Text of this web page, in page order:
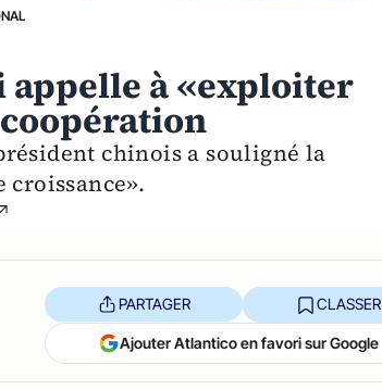
appelle à «exploiter
chinois a souligné la
croissance».
PARTAGER CLASSER
Ajouter Atlantico en favori sur Google